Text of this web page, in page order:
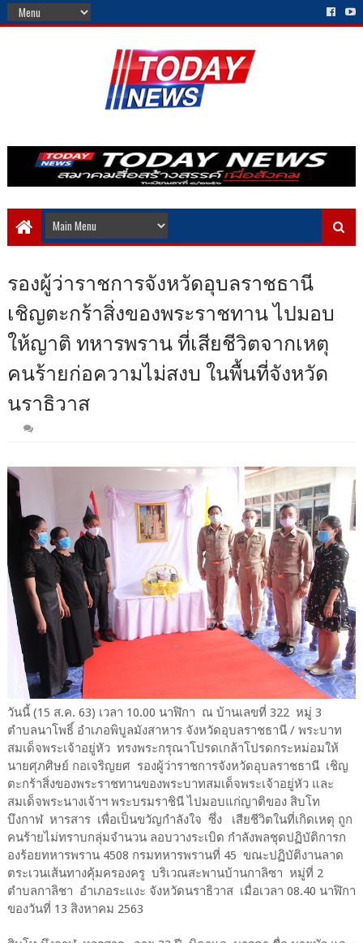
รองผู้ว่าราชการจังหวัดอุบลราชธานี
เชิญตะกร้าสิ่งของพระราชทาน ไปมอบ
ให้ญาติ ทหารพราน ที่เสียชีวิตจากเหตุ
คนร้ายก่อความไม่สงบ ในพื้นที่จังหวัด
นราธิวาส
วันนี้ (15 ส.ค. 63) เวลา 10.00 นาฬิกา ณ บ้านเลขที่ 322 หมู่ 3
ตำบลนาโพธิ์ อำเภอพิบูลมังสาหาร จังหวัดอุบลราชธานี / พระบาท
สมเด็จพระเจ้าอยู่หัว ทรงพระกรุณาโปรดเกล้าโปรดกระหม่อมให้
นายศุภศิษย์ กอเจริญยศ รองผู้ว่าราชการจังหวัดอุบลราชธานี เชิญ
ตะกร้าสิ่งของพระราชทานของพระบาทสมเด็จพระเจ้าอยู่หัว และ
สมเด็จพระนางเจ้าฯ พระบรมราชินี ไปมอบแก่ญาติของ สิบโท
บึงกาฬ หารสาร เพื่อเป็นขวัญกำลังใจ ซึ่ง เสียชีวิตในที่เกิดเหตุ ถูก
คนร้ายไม่ทราบกลุ่มจำนวน ลอบวางระเบิด กำลังพลชุดปฏิบัติการก
องร้อยทหารพราน 4508 กรมทหารพรานที่ 45 ขณะปฏิบัติงานลาด
ตระเวนเส้นทางคุ้มครองครู บริเวณสะพานบ้านกาลิซา หมู่ที่ 2
ตำบลกาลิชา อำเภอระแงะ จังหวัดนราธิวาส เมื่อเวลา 08.40 นาฬิกา
ของวันที่ 13 สิงหาคม 2563